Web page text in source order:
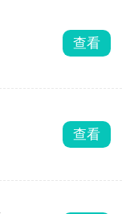
查看
查看